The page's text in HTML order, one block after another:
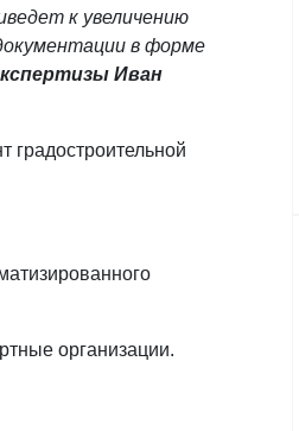
к увеличению
в форме
Иван
градостроительной
организации.